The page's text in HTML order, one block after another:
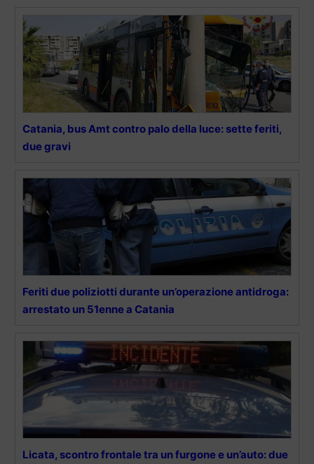
Catania, bus Amt contro palo della luce: sette feriti,
due gravi
Feriti due poliziotti durante un’operazione antidroga:
arrestato un 51enne a Catania
Licata, scontro frontale tra un furgone e un’auto: due